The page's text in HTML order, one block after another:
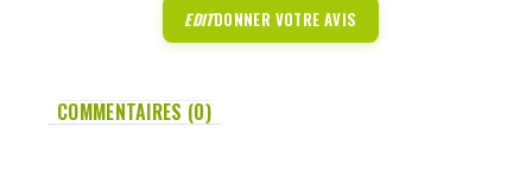
EDITDONNER VOTRE AVIS
COMMENTAIRES (0)